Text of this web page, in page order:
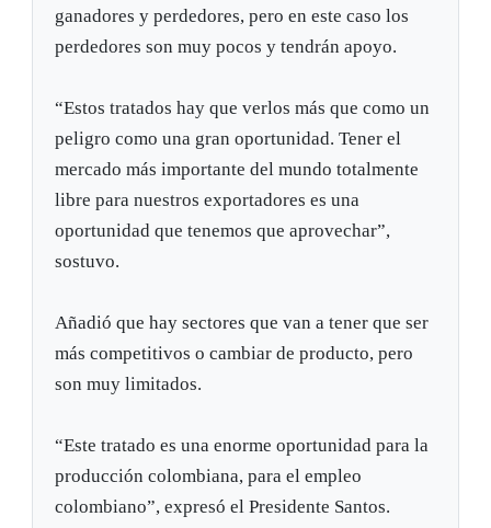
ganadores y perdedores, pero en este caso los
perdedores son muy pocos y tendrán apoyo.
“Estos tratados hay que verlos más que como un
peligro como una gran oportunidad. Tener el
mercado más importante del mundo totalmente
libre para nuestros exportadores es una
oportunidad que tenemos que aprovechar”,
sostuvo.
Añadió que hay sectores que van a tener que ser
más competitivos o cambiar de producto, pero
son muy limitados.
“Este tratado es una enorme oportunidad para la
producción colombiana, para el empleo
colombiano”, expresó el Presidente Santos.